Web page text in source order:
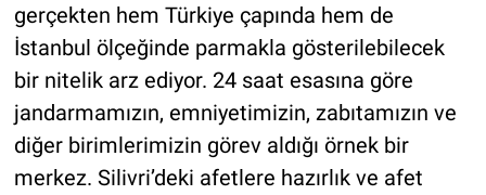
gerçekten hem Türkiye çapında hem de
İstanbul ölçeğinde parmakla gösterilebilecek
bir nitelik arz ediyor. 24 saat esasına göre
jandarmamızın, emniyetimizin, zabıtamızın ve
diğer birimlerimizin görev aldığı örnek bir
merkez. Silivri’deki afetlere hazırlık ve afet